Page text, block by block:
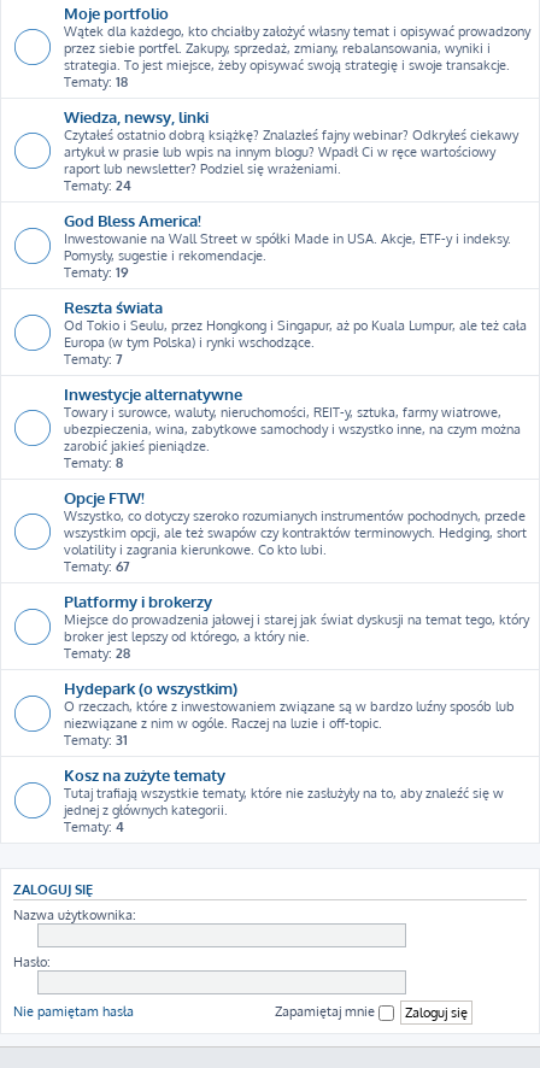
Moje portfolio
Wątek dla każdego, kto chciałby założyć własny temat i opisywać prowadzony
przez siebie portfel. Zakupy, sprzedaż, zmiany, rebalansowania, wyniki i
strategia. To jest miejsce, żeby opisywać swoją strategię i swoje transakcje.
Tematy: 18
Wiedza, newsy, linki
Czytałeś ostatnio dobrą książkę? Znalazłeś fajny webinar? Odkryłeś ciekawy
artykuł w prasie lub wpis na innym blogu? Wpadł Ci w ręce wartościowy
raport lub newsletter? Podziel się wrażeniami.
Tematy: 24
God Bless America!
Inwestowanie na Wall Street w spółki Made in USA. Akcje, ETF-y i indeksy.
Pomysły, sugestie i rekomendacje.
Tematy: 19
Reszta świata
Od Tokio i Seulu, przez Hongkong i Singapur, aż po Kuala Lumpur, ale też cała
Europa (w tym Polska) i rynki wschodzące.
Tematy: 7
Inwestycje alternatywne
Towary i surowce, waluty, nieruchomości, REIT-y, sztuka, farmy wiatrowe,
ubezpieczenia, wina, zabytkowe samochody i wszystko inne, na czym można
zarobić jakieś pieniądze.
Tematy: 8
Opcje FTW!
Wszystko, co dotyczy szeroko rozumianych instrumentów pochodnych, przede
wszystkim opcji, ale też swapów czy kontraktów terminowych. Hedging, short
volatility i zagrania kierunkowe. Co kto lubi.
Tematy: 67
Platformy i brokerzy
Miejsce do prowadzenia jałowej i starej jak świat dyskusji na temat tego, który
broker jest lepszy od którego, a który nie.
Tematy: 28
Hydepark (o wszystkim)
O rzeczach, które z inwestowaniem związane są w bardzo luźny sposób lub
niezwiązane z nim w ogóle. Raczej na luzie i off-topic.
Tematy: 31
Kosz na zużyte tematy
Tutaj trafiają wszystkie tematy, które nie zasłużyły na to, aby znaleźć się w
jednej z głównych kategorii.
Tematy: 4
ZALOGUJ SIĘ
Nazwa użytkownika:
Hasło:
Nie pamiętam hasła Zapamiętaj mnie